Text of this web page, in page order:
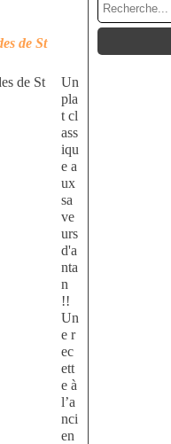
de St
Un
pla
t cl
ass
iqu
e a
ux
sa
ve
urs
d'a
nta
n
!!
Un
e r
ec
ett
e à
l’a
nci
en